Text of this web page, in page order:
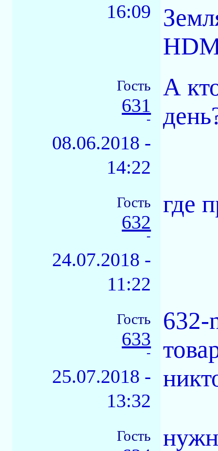
16:09
Гость
631
-
08.06.2018 -
14:22
А
Гость
632
-
24.07.2018 -
11:22
где
Гость
633
-
25.07.2018 -
13:32
632-
Гость